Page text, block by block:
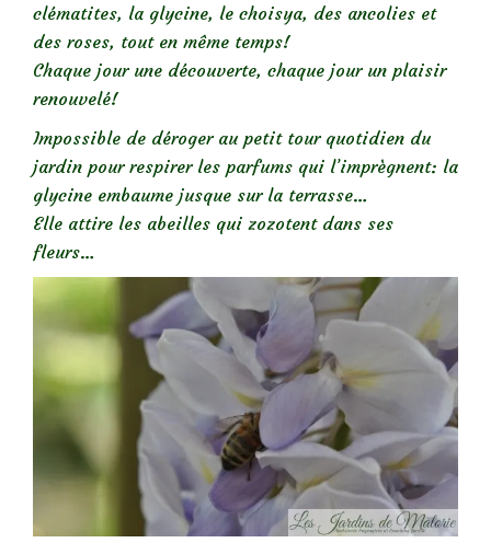
clématites, la glycine, le choisya, des ancolies et
des roses, tout en même temps!
Chaque jour une découverte, chaque jour un plaisir
renouvelé!
Impossible de déroger au petit tour quotidien du
jardin pour respirer les parfums qui l’imprègnent: la
glycine embaume jusque sur la terrasse…
Elle attire les abeilles qui zozotent dans ses
fleurs…